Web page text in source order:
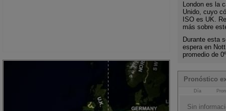
London es la
Unido, cuyo
ISO es UK.
más sobre
Durante esta
espera en
promedio de
Pronóstico
Día
Sin